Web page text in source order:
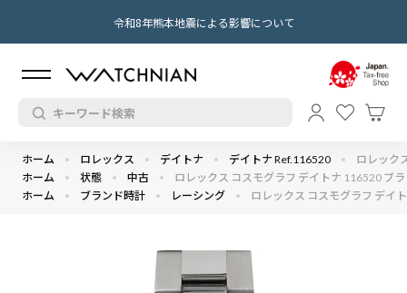
令和8年熊本地震による影響について
ホーム ロレックス デイトナ デイトナ Ref.116520
ロレック
ホーム
状態 中古
ロレックス コスモグラフ デイトナ 116520 ブ
ホーム
ブランド時計 レーシング ロレックス コスモグラフ デイ